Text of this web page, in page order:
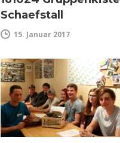
Schaefstall
15. Januar 2017